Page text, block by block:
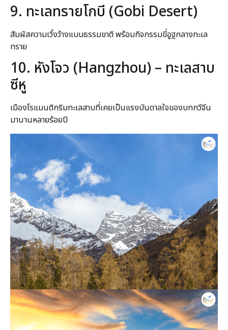
9. ทะเลทรายโกบี (Gobi Desert)
สัมผัสความเวิ้งว้างแบบธรรมชาติ พร้อมกิจกรรมขี่อูฐกลางทะเล
ทราย
10. หังโจว (Hangzhou) – ทะเลสาบ
ซีหู
เมืองโรแมนติกริมทะเลสาบที่เคยเป็นแรงบันดาลใจของบทกวีจีน
มานานหลายร้อยปี